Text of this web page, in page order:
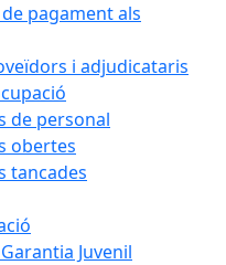
pagament als
i adjudicataris
de personal
obertes
tancades
Juvenil